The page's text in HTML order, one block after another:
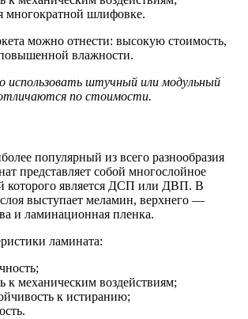
многократной шлифовке.
можно отнести: высокую стоимость,
влажности.
использовать штучный или модульный
по стоимости.
популярный из всего разнообразия
представляет собой многослойное
которого является ДСП или ДВП. В
выступает меламин, верхнего —
и ламинационная пленка.
ламината:
к механическим воздействиям;
к истиранию;